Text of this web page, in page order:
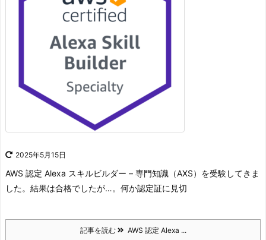
2025年5月15日
AWS 認定 Alexa スキルビルダー – 専門知識（AXS）を受験してきま
した。 結果は合格でしたが…。 何か認定証に見切
記事を読む AWS 認定 Alexa ...